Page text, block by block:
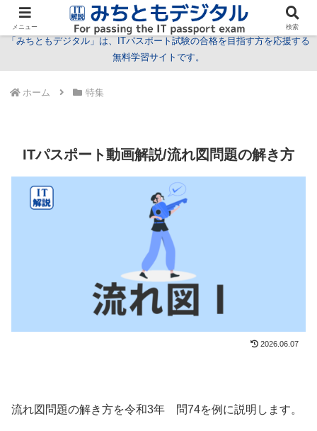
試験情報 学習方法 用語 問題 特集 お問い合わせ
「みちともデジタル」は、ITパスポート試験の合格を目指す方を応援する
無料学習サイトです。
ホーム 特集
ITパスポート動画解説/流れ図問題の解き方
2026.06.07
流れ図問題の解き方を令和3年 問74を例に説明します。
メニュー 検索